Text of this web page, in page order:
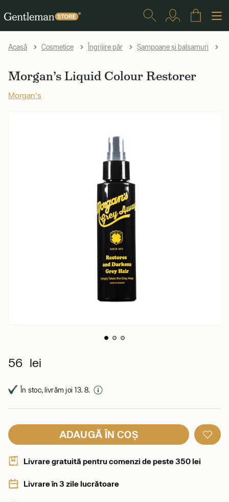
Acasă Cosmetice Îngrijire păr Șampoane și balsamuri
Morgan’s Liquid Colour Restorer
Morgan's
56 lei
În stoc, livrăm joi 13. 8.
ADAUGĂ ÎN COȘ
Livrare gratuită pentru comenzi de peste 350 lei
Livrare în 3 zile lucrătoare